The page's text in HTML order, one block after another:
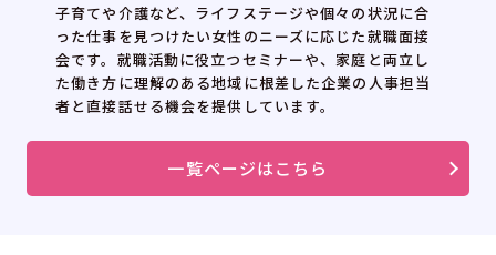
子育てや介護など、ライフステージや個々の状況に合
った仕事を見つけたい女性のニーズに応じた就職面接
会です。就職活動に役立つセミナーや、家庭と両立し
た働き方に理解のある地域に根差した企業の人事担当
者と直接話せる機会を提供しています。
一覧ページはこちら